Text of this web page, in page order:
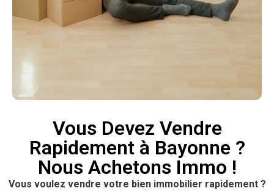
Vous Devez Vendre
Rapidement à Bayonne ?
Nous Achetons Immo !
Vous voulez vendre votre bien immobilier rapidement ?